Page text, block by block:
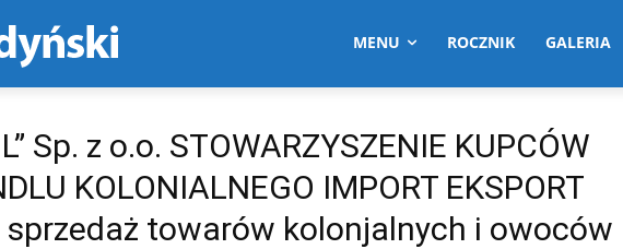
MENU ROCZNIK GALERIA
Sp. z o.o. STOWARZYSZENIE KUPCÓW
KOLONIALNEGO IMPORT EKSPORT
towarów kolonjalnych i owoców